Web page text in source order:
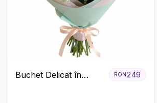
Buchet Delicat în
RON 249